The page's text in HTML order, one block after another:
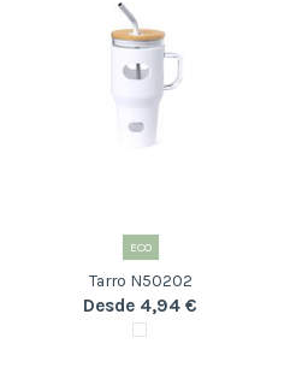
ECO
Tarro N50202
Desde 4,94 €